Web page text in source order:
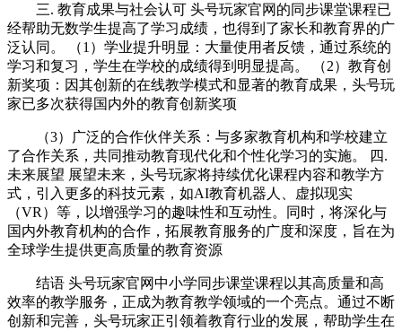
三. 教育成果与社会认可 头号玩家官网的同步课堂课程已
经帮助无数学生提高了学习成绩，也得到了家长和教育界的广
泛认同。 （1）学业提升明显：大量使用者反馈，通过系统的
学习和复习，学生在学校的成绩得到明显提高。 （2）教育创
新奖项：因其创新的在线教学模式和显著的教育成果，头号玩
家已多次获得国内外的教育创新奖项
（3）广泛的合作伙伴关系：与多家教育机构和学校建立
了合作关系，共同推动教育现代化和个性化学习的实施。 四.
未来展望 展望未来，头号玩家将持续优化课程内容和教学方
式，引入更多的科技元素，如AI教育机器人、虚拟现实
（VR）等，以增强学习的趣味性和互动性。同时，将深化与
国内外教育机构的合作，拓展教育服务的广度和深度，旨在为
全球学生提供更高质量的教育资源
结语 头号玩家官网中小学同步课堂课程以其高质量和高
效率的教学服务，正成为教育教学领域的一个亮点。通过不断
创新和完善，头号玩家正引领着教育行业的发展，帮助学生在